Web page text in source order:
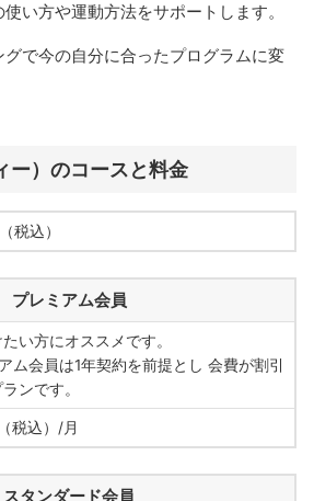
い方や運動方法をサポートします。
で今の自分に合ったプログラムに変
ー）のコースと料金
税込）
プレミアム会員
い方にオススメです。
ム会員は1年契約を前提とし 会費が割引
ンです。
税込）/月
スタンダード会員